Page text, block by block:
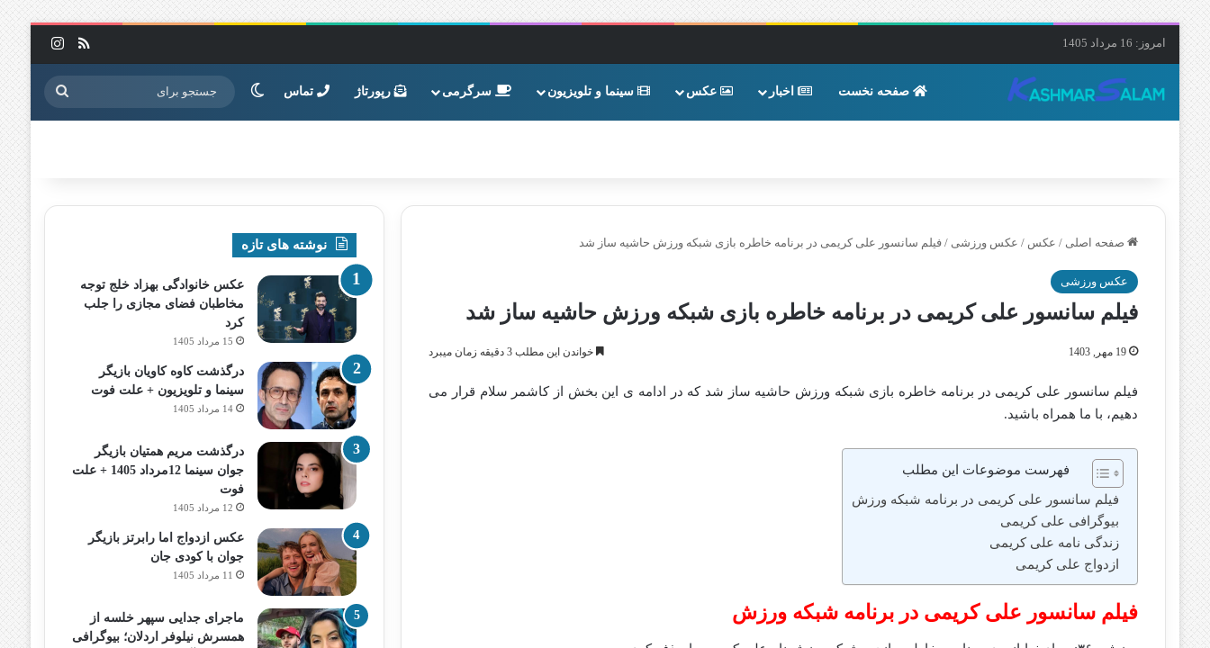
امروز: 16 مرداد 1405 خوراک
صفحه نخست اخبار عکس سینما و تلویزیون سرگرمی رپورتاژ تماس تغییر پوسته جستجو
برای
صفحه اصلی / عکس / عکس ورزشی / فیلم سانسور علی کریمی در برنامه خاطره بازی شبکه ورزش حاشیه ساز شد
عکس ورزشی
فیلم سانسور علی کریمی در برنامه خاطره بازی شبکه ورزش حاشیه ساز شد
19 مهر, 1403 خواندن این مطلب 3 دقیقه زمان میبرد
فیلم سانسور علی کریمی در برنامه خاطره بازی شبکه ورزش حاشیه ساز شد که در ادامه ی این بخش از کاشمر سلام قرار می
دهیم، با ما همراه باشید.
فهرست موضوعات این مطلب
فیلم سانسور علی کریمی در برنامه شبکه ورزش
بیوگرافی علی کریمی
زندگی نامه علی کریمی
ازدواج علی کریمی
فیلم سانسور علی کریمی در برنامه شبکه ورزش
نوشته های تازه
عکس خانوادگی بهزاد خلج توجه
مخاطبان فضای مجازی را جلب
کرد
15 مرداد 1405
درگذشت کاوه کاویان بازیگر
سینما و تلویزیون + علت فوت
14 مرداد 1405
درگذشت مریم همتیان بازیگر
جوان سینما 12مرداد 1405 + علت
فوت
12 مرداد 1405
عکس ازدواج اما رابرتز بازیگر
جوان با کودی جان
11 مرداد 1405
ماجرای جدایی سپهر خلسه از
همسرش نیلوفر اردلان؛ بیوگرافی